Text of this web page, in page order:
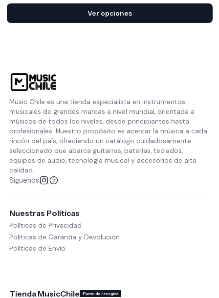
Ver opciones
Music Chile es una tienda especialista en instrumentos
musicales de grandes marcas a nivel mundial, orientada a
músicos de todos los niveles, desde principiantes hasta
profesionales. Nuestro propósito es acercar la música a cada
rincón del país, ofreciendo un catálogo cuidadosamente
seleccionado que abarca guitarras, baterías, teclados,
equipos de audio, tecnología musical y accesorios de alta
calidad.
Síguenos
Nuestras Políticas
Políticas de Privacidad
Políticas de Garantía y Devolución
Políticas de Envío
Tienda MusicChile Punto de recogida